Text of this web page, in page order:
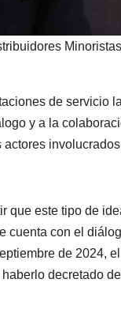
de servicio
y a la
que este tipo de
cuenta con el
de 2024,
decretado